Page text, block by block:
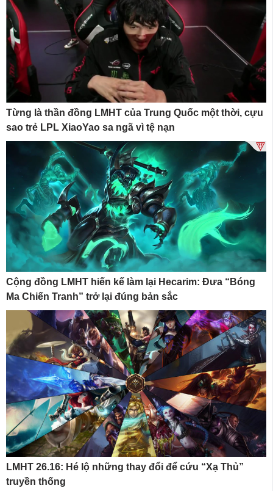
Từng là thần đồng LMHT của Trung Quốc một thời, cựu
sao trẻ LPL XiaoYao sa ngã vì tệ nạn
Cộng đồng LMHT hiến kế làm lại Hecarim: Đưa “Bóng
Ma Chiến Tranh” trở lại đúng bản sắc
LMHT 26.16: Hé lộ những thay đổi để cứu “Xạ Thủ”
truyền thống